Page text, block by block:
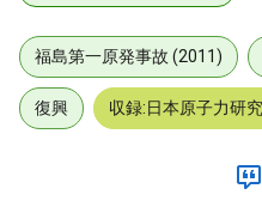
福島第一原発事故 (2011)
復興 収録:日本原子力研